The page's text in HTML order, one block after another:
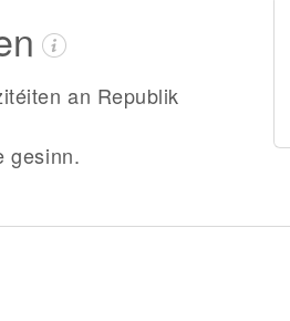
an Republik
gesinn.